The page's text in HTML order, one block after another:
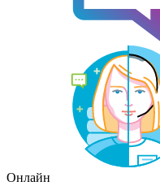
Онлайн